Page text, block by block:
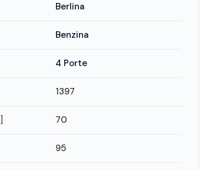
Berlina
Benzina
4 Porte
1397
70
95